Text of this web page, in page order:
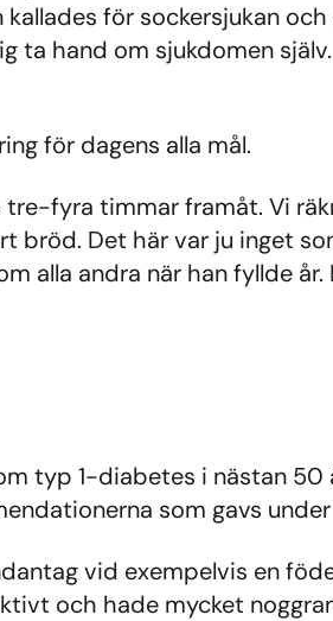
för sockersjukan
ta hand om sjukdomen
för dagens alla mål.
fyra timmar framåt. Vi
bröd. Det här var ju inget
alla andra när han fyllde
typ 1-diabetes i nästan 50
som gavs
vid exempelvis en
och hade mycket